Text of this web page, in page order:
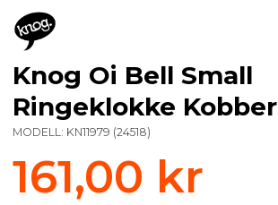
Knog Oi Bell Small
Ringeklokke Kobber
MODELL: KN11979 (24518)
161,00 kr